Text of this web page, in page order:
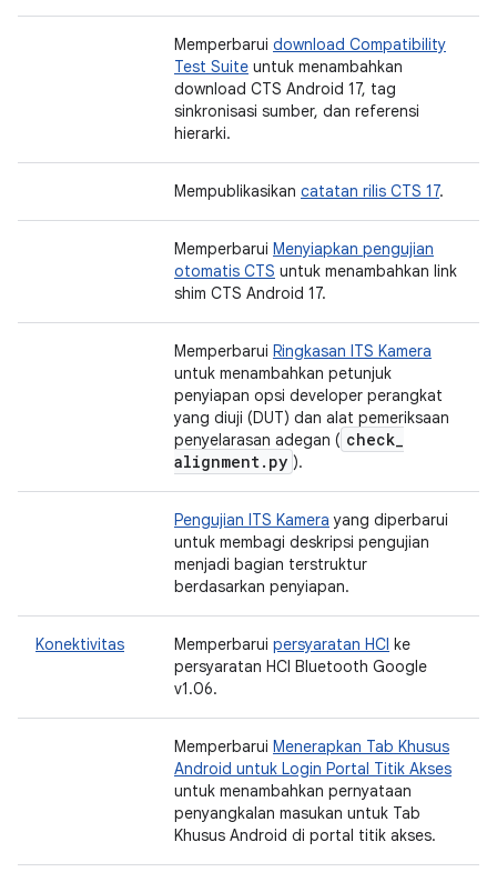
Memperbarui download Compatibility
Test Suite untuk menambahkan
download CTS Android 17, tag
sinkronisasi sumber, dan referensi
hierarki.
Mempublikasikan catatan rilis CTS 17.
Memperbarui Menyiapkan pengujian
otomatis CTS untuk menambahkan link
shim CTS Android 17.
Memperbarui Ringkasan ITS Kamera
untuk menambahkan petunjuk
penyiapan opsi developer perangkat
yang diuji (DUT) dan alat pemeriksaan
penyelarasan adegan ( check_
alignment. py ).
Pengujian ITS Kamera yang diperbarui
untuk membagi deskripsi pengujian
menjadi bagian terstruktur
berdasarkan penyiapan.
Konektivitas Memperbarui persyaratan HCI ke
persyaratan HCI Bluetooth Google
v1.06.
Memperbarui Menerapkan Tab Khusus
Android untuk Login Portal Titik Akses
untuk menambahkan pernyataan
penyangkalan masukan untuk Tab
Khusus Android di portal titik akses.